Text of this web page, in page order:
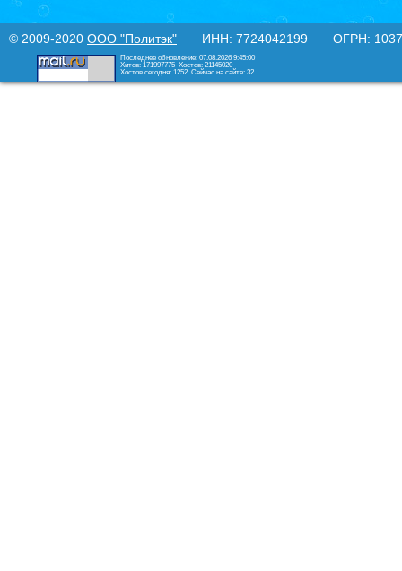
© 2009-2020 ООО "Политэк" ИНН: 7724042199 ОГРН:
Последнее обновление: 07.08.2026 9:45:00
Хитов: 171997775 Хостов: 21145020
Хостов сегодня: 1252 Сейчас на сайте: 32